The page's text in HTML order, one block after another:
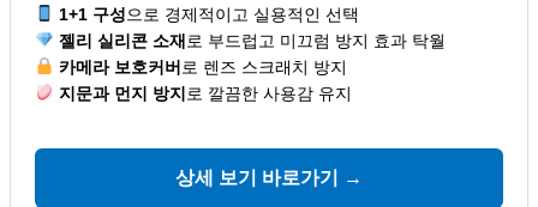
1+1 구성으로 경제적이고 실용적인 선택
젤리 실리콘 소재로 부드럽고 미끄럼 방지 효과 탁월
카메라 보호커버로 렌즈 스크래치 방지
지문과 먼지 방지로 깔끔한 사용감 유지
상세 보기 바로가기 →